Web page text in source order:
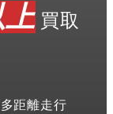
買取
距離走行